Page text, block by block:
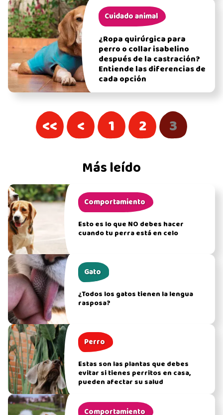
Cuidado animal
¿Ropa quirúrgica para
perro o collar isabelino
después de la castración?
Entiende las diferencias de
cada opción
<< < 1 2 3
Más leído
Comportamiento
Esto es lo que NO debes hacer
cuando tu perra está en celo
Gato
¿Todos los gatos tienen la lengua
rasposa?
Perro
Estas son las plantas que debes
evitar si tienes perritos en casa,
pueden afectar su salud
Comportamiento